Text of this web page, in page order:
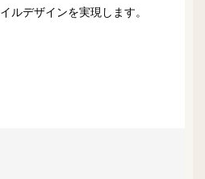
ルデザインを実現します。